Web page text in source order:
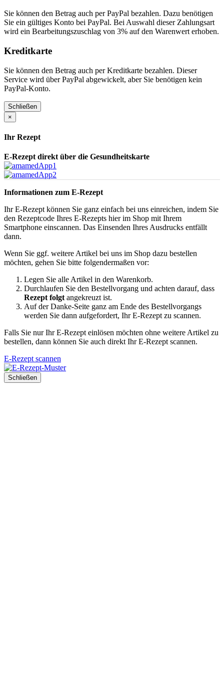
Sie können den Betrag auch per PayPal bezahlen. Dazu benötigen
Sie ein gültiges Konto bei PayPal. Bei Auswahl dieser Zahlungsart
wird ein Bearbeitungszuschlag von 3% auf den Warenwert erhoben.
Kreditkarte
Sie können den Betrag auch per Kreditkarte bezahlen. Dieser
Service wird über PayPal abgewickelt, aber Sie benötigen kein
PayPal-Konto.
Schließen
×
Ihr Rezept
E-Rezept direkt über die Gesundheitskarte
Informationen zum E-Rezept
Ihr E-Rezept können Sie ganz einfach bei uns einreichen, indem Sie
den Rezeptcode Ihres E-Rezepts hier im Shop mit Ihrem
Smartphone einscannen. Das Einsenden Ihres Ausdrucks entfällt
dann.
Wenn Sie ggf. weitere Artikel bei uns im Shop dazu bestellen
möchten, gehen Sie bitte folgendermaßen vor:
Legen Sie alle Artikel in den Warenkorb.
Durchlaufen Sie den Bestellvorgang und achten darauf, dass
Rezept folgt angekreuzt ist.
Auf der Danke-Seite ganz am Ende des Bestellvorgangs
werden Sie dann aufgefordert, Ihr E-Rezept zu scannen.
Falls Sie nur Ihr E-Rezept einlösen möchten ohne weitere Artikel zu
bestellen, dann können Sie auch direkt Ihr E-Rezept scannen.
E-Rezept scannen
Schließen